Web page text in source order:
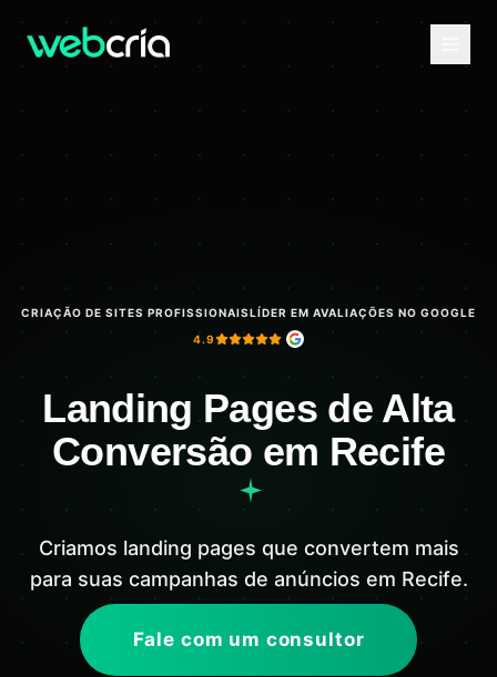
CRIAÇÃO DE SITES PROFISSIONAISLÍDER EM AVALIAÇÕES NO GOOGLE
4.9
Landing Pages de Alta
Conversão em Recife
Criamos landing pages que convertem mais
para suas campanhas de anúncios em Recife.
Fale com um consultor